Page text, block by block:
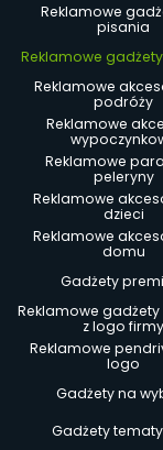
Reklamowe
pisania
Reklamowe
Reklamowe
podróży
Reklamowe
Reklamowe
peleryny
Reklamowe
dzieci
Reklamowe
domu
Gadżety
Reklamowe
z logo firmy
Reklamowe
logo
Gadżety na
Gadżety